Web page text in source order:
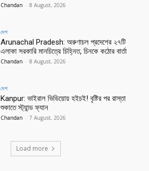
Chandan - 8 August, 2026
দেশ
Arunachal Pradesh: অরুণাচল প্রদেশের ২৭টি
এলাকা সরকারি মানচিত্রে চিহ্নিত, চিনকে কঠোর বার্তা
Chandan - 8 August, 2026
দেশ
Kanpur: ভাইরাল ভিডিয়োয় হইচই! বৃষ্টির পর রাস্তা
শুকাতে স্ট্যান্ড ফ্যান
Chandan - 7 August, 2026
Load more